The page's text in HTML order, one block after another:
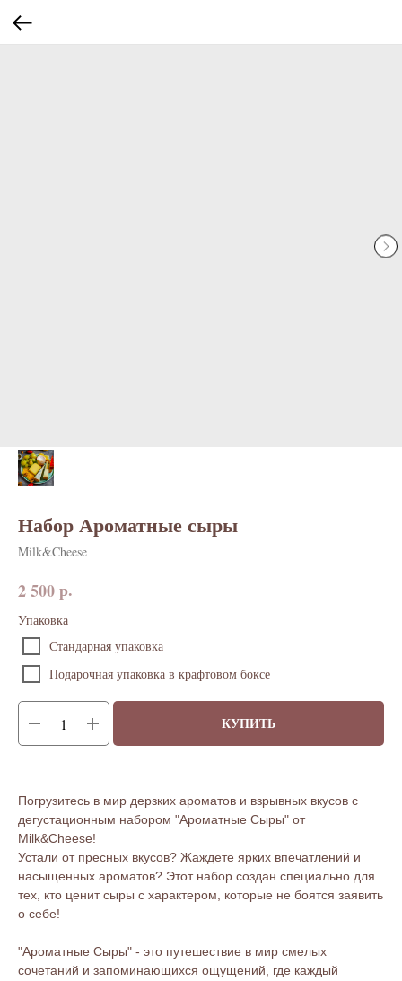
Набор Ароматные сыры
Milk&Cheese
2 500р.
Упаковка
Стандарная упаковка
Подарочная упаковка в крафтовом боксе
КУПИТЬ
Погрузитесь в мир дерзких ароматов и взрывных вкусов с
дегустационным набором "Ароматные Сыры" от
Milk&Cheese!
Устали от пресных вкусов? Жаждете ярких впечатлений и
насыщенных ароматов? Этот набор создан специально для
тех, кто ценит сыры с характером, которые не боятся заявить
о себе!
"Ароматные Сыры" - это путешествие в мир смелых
сочетаний и запоминающихся ощущений, где каждый